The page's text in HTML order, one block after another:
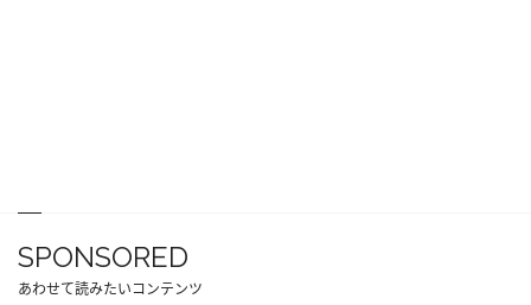
SPONSORED
あわせて読みたいコンテンツ